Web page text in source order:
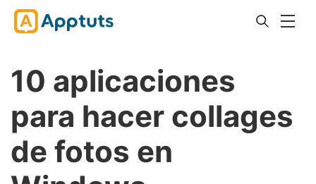
10 aplicaciones
para hacer collages
de fotos en